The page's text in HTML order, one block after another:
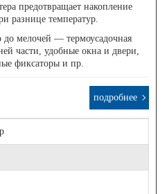
предотвращает накопление
разнице температур.
до мелочей — термоусадочная
части, удобные окна и двери,
фиксаторы и пр.
подробнее